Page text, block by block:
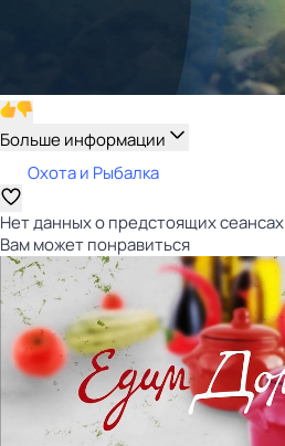
Больше информации
Охота и Рыбалка
Нет данных о предстоящих сеансах
Вам может понравиться